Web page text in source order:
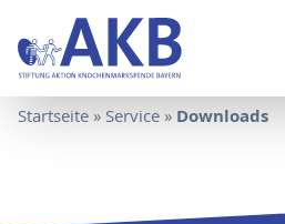
Startseite » Service » Downloads